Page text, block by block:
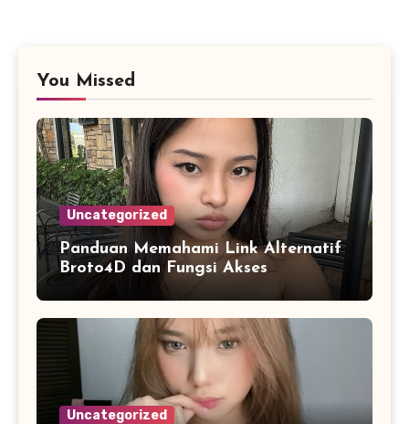
You Missed
Uncategorized
Panduan Memahami Link Alternatif
Broto4D dan Fungsi Akses
Uncategorized